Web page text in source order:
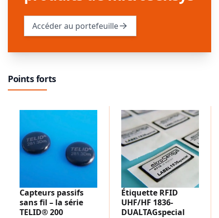
Accéder au portefeuille
Points forts
Capteurs passifs
sans fil – la série
TELID® 200
Étiquette RFID
UHF/HF 1836-
DUALTAGspecial